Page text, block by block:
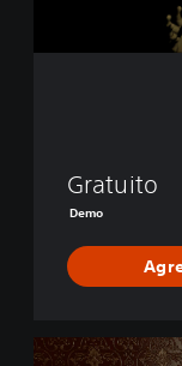
Gratuito
Demo
A